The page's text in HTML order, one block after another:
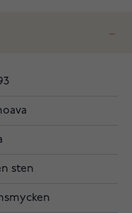
sten